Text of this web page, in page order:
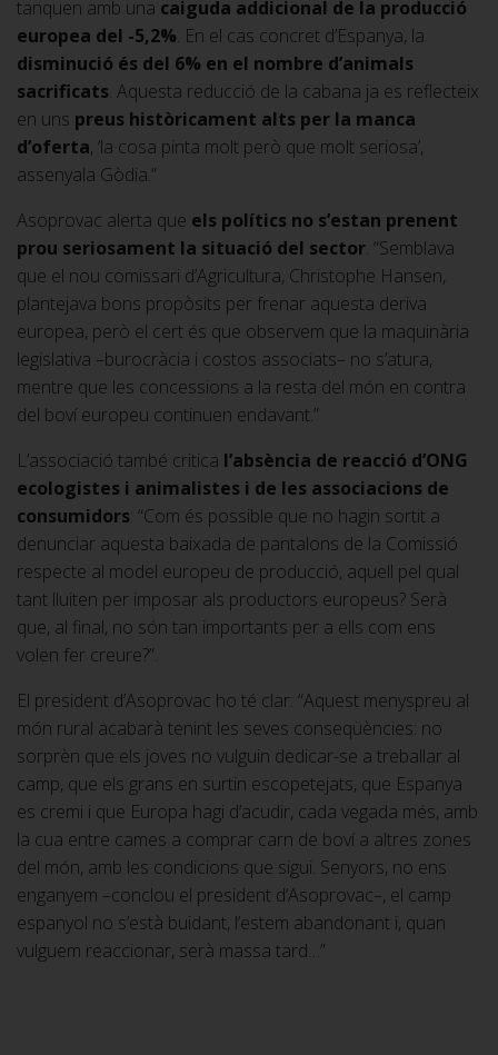
tanquen amb una caiguda addicional de la producció
europea del -5,2%. En el cas concret d’Espanya, la
disminució és del 6% en el nombre d’animals
sacrificats. Aquesta reducció de la cabana ja es reflecteix
en uns preus històricament alts per la manca
d’oferta, ‘la cosa pinta molt però que molt seriosa’,
assenyala Gòdia.”
Asoprovac alerta que els polítics no s’estan prenent
prou seriosament la situació del sector. “Semblava
que el nou comissari d’Agricultura, Christophe Hansen,
plantejava bons propòsits per frenar aquesta deriva
europea, però el cert és que observem que la maquinària
legislativa –burocràcia i costos associats– no s’atura,
mentre que les concessions a la resta del món en contra
del boví europeu continuen endavant.”
L’associació també critica l’absència de reacció d’ONG
ecologistes i animalistes i de les associacions de
consumidors: “Com és possible que no hagin sortit a
denunciar aquesta baixada de pantalons de la Comissió
respecte al model europeu de producció, aquell pel qual
tant lluiten per imposar als productors europeus? Serà
que, al final, no són tan importants per a ells com ens
volen fer creure?”.
El president d’Asoprovac ho té clar: “Aquest menyspreu al
món rural acabarà tenint les seves conseqüències: no
sorprèn que els joves no vulguin dedicar-se a treballar al
camp, que els grans en surtin escopetejats, que Espanya
es cremi i que Europa hagi d’acudir, cada vegada més, amb
la cua entre cames a comprar carn de boví a altres zones
del món, amb les condicions que sigui. Senyors, no ens
enganyem –conclou el president d’Asoprovac–, el camp
espanyol no s’està buidant, l’estem abandonant i, quan
vulguem reaccionar, serà massa tard…”